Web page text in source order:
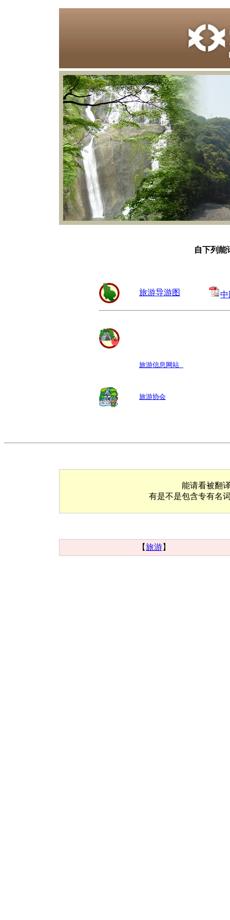
自下列能
旅游导游图 中
旅游信息网站
旅游协会
能请看被翻
有是不是包含专有名
【旅游】